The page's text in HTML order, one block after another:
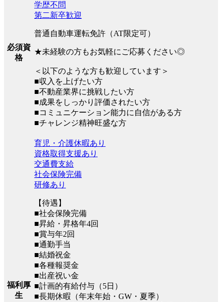
必須資
格
学歴不問
第二新卒歓迎
普通自動車運転免許（AT限定可）
★未経験の方もお気軽にご応募ください◎
＜以下のような方も歓迎しています＞
■収入を上げたい方
■不動産業界に挑戦したい方
■成果をしっかり評価されたい方
■コミュニケーション能力に自信がある方
■チャレンジ精神旺盛な方
福利厚
生
育児・介護休暇あり
資格取得支援あり
交通費支給
社会保険完備
研修あり
【待遇】
■社会保険完備
■昇給・昇格年4回
■賞与年2回
■通勤手当
■結婚祝金
■各種報奨金
■出産祝い金
■計画的有給付与（5日）
■長期休暇（年末年始・GW・夏季）